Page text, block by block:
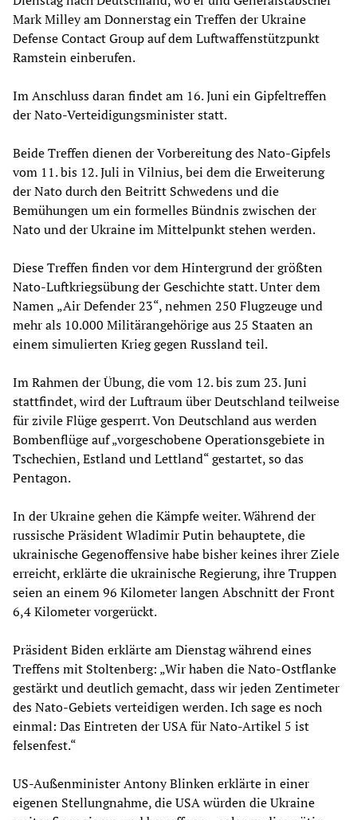
Mark Milley am Donnerstag ein Treffen der Ukraine
Defense Contact Group auf dem Luftwaffenstützpunkt
Ramstein einberufen.
Im Anschluss daran findet am 16. Juni ein Gipfeltreffen
der Nato-Verteidigungsminister statt.
Beide Treffen dienen der Vorbereitung des Nato-Gipfels
vom 11. bis 12. Juli in Vilnius, bei dem die Erweiterung
der Nato durch den Beitritt Schwedens und die
Bemühungen um ein formelles Bündnis zwischen der
Nato und der Ukraine im Mittelpunkt stehen werden.
Diese Treffen finden vor dem Hintergrund der größten
Nato-Luftkriegsübung der Geschichte statt. Unter dem
Namen „Air Defender 23“, nehmen 250 Flugzeuge und
mehr als 10.000 Militärangehörige aus 25 Staaten an
einem simulierten Krieg gegen Russland teil.
Im Rahmen der Übung, die vom 12. bis zum 23. Juni
stattfindet, wird der Luftraum über Deutschland teilweise
für zivile Flüge gesperrt. Von Deutschland aus werden
Bombenflüge auf „vorgeschobene Operationsgebiete in
Tschechien, Estland und Lettland“ gestartet, so das
Pentagon.
In der Ukraine gehen die Kämpfe weiter. Während der
russische Präsident Wladimir Putin behauptete, die
ukrainische Gegenoffensive habe bisher keines ihrer Ziele
erreicht, erklärte die ukrainische Regierung, ihre Truppen
seien an einem 96 Kilometer langen Abschnitt der Front
6,4 Kilometer vorgerückt.
Präsident Biden erklärte am Dienstag während eines
Treffens mit Stoltenberg: „Wir haben die Nato-Ostflanke
gestärkt und deutlich gemacht, dass wir jeden Zentimeter
des Nato-Gebiets verteidigen werden. Ich sage es noch
einmal: Das Eintreten der USA für Nato-Artikel 5 ist
felsenfest.“
US-Außenminister Antony Blinken erklärte in einer
eigenen Stellungnahme, die USA würden die Ukraine